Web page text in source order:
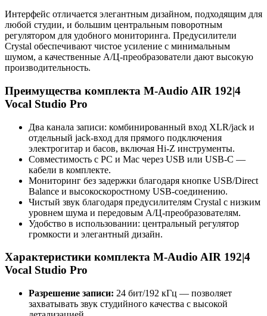
Интерфейс отличается элегантным дизайном, подходящим для
любой студии, и большим центральным поворотным
регулятором для удобного мониторинга. Предусилители
Crystal обеспечивают чистое усиление с минимальным
шумом, а качественные А/Ц-преобразователи дают высокую
производительность.
Преимущества комплекта M-Audio AIR 192|4
Vocal Studio Pro
Два канала записи: комбинированный вход XLR/jack и
отдельный jack-вход для прямого подключения
электрогитар и басов, включая Hi-Z инструменты.
Совместимость с PC и Mac через USB или USB-C —
кабели в комплекте.
Мониторинг без задержки благодаря кнопке USB/Direct
Balance и высокоскоростному USB-соединению.
Чистый звук благодаря предусилителям Crystal с низким
уровнем шума и передовым А/Ц-преобразователям.
Удобство в использовании: центральный регулятор
громкости и элегантный дизайн.
Характеристики комплекта M-Audio AIR 192|4
Vocal Studio Pro
Разрешение записи: 24 бит/192 кГц — позволяет
захватывать звук студийного качества с высокой